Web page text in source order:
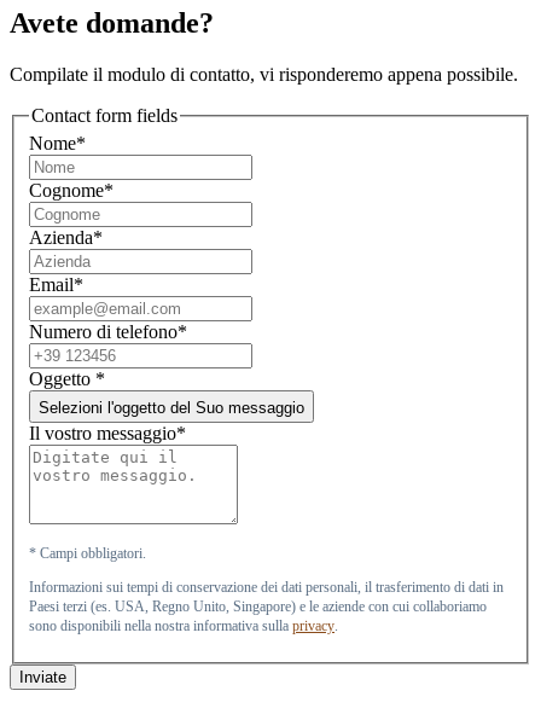
Avete domande?
Compilate il modulo di contatto, vi risponderemo appena possibile.
Contact form fields
Nome*
Cognome*
Azienda*
Email*
Numero di telefono*
Oggetto *
Selezioni l'oggetto del Suo messaggio
Il vostro messaggio*
* Campi obbligatori.
Informazioni sui tempi di conservazione dei dati personali, il trasferimento di dati in
Paesi terzi (es. USA, Regno Unito, Singapore) e le aziende con cui collaboriamo
sono disponibili nella nostra informativa sulla privacy.
Inviate